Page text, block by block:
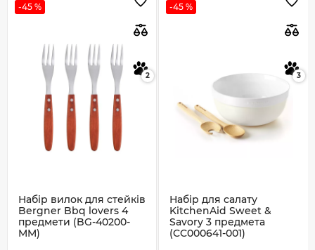
-45 %
2
Набір вилок для стейків
Bergner Bbq lovers 4
предмети (BG-40200-
MM)
-45 %
3
Набір для салату
KitchenAid Sweet &
Savory 3 предмета
(CC000641-001)